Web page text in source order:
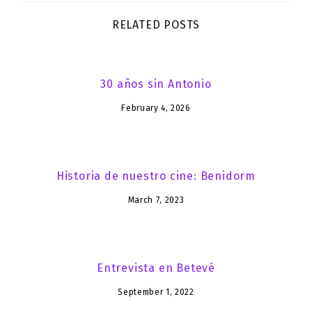
navigationRELATED POSTS
30 años sin Antonio
February 4, 2026
Historia de nuestro cine: Benidorm
March 7, 2023
Entrevista en Betevé
September 1, 2022